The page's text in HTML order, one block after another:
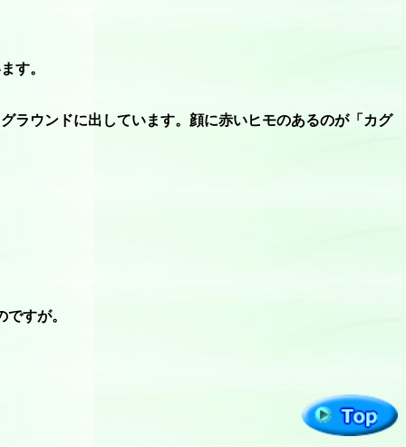
す。
ラウンドに出しています。顔に赤いヒモのあるのが「カグ
すが。